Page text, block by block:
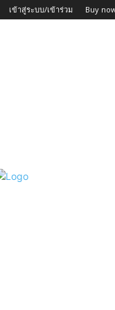
เข้าสู่ระบบ/เข้าร่วม Buy